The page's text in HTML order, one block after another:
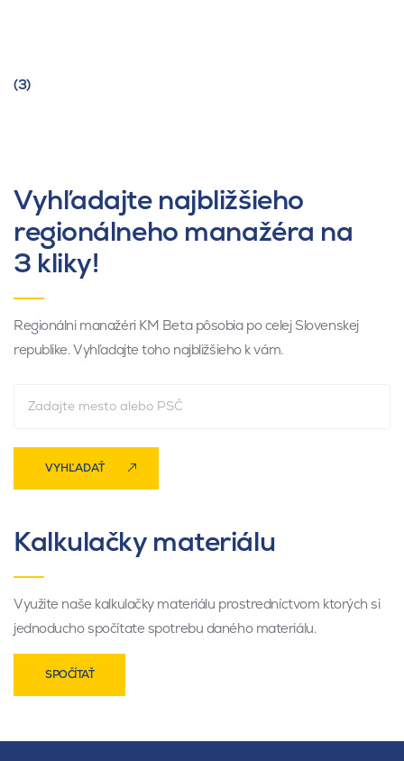
(3)
Vyhľadajte najbližšieho
regionálneho manažéra na
3 kliky!
Regionálni manažéri KM Beta pôsobia po celej Slovenskej
republike. Vyhľadajte toho najbližšieho k vám.
VYHĽADAŤ
Kalkulačky materiálu
Využite naše kalkulačky materiálu prostredníctvom ktorých si
jednoducho spočítate spotrebu daného materiálu.
SPOČÍTAŤ